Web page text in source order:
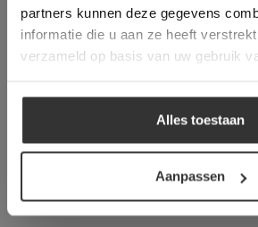
partners kunnen deze gegevens
informatie die u aan ze heeft
verzameld op basis van uw gebruik
Alles toestaan
Aanpassen
verder
ALLES ACCEPTEREN
ALLES AFWIJZEN
DETAILS